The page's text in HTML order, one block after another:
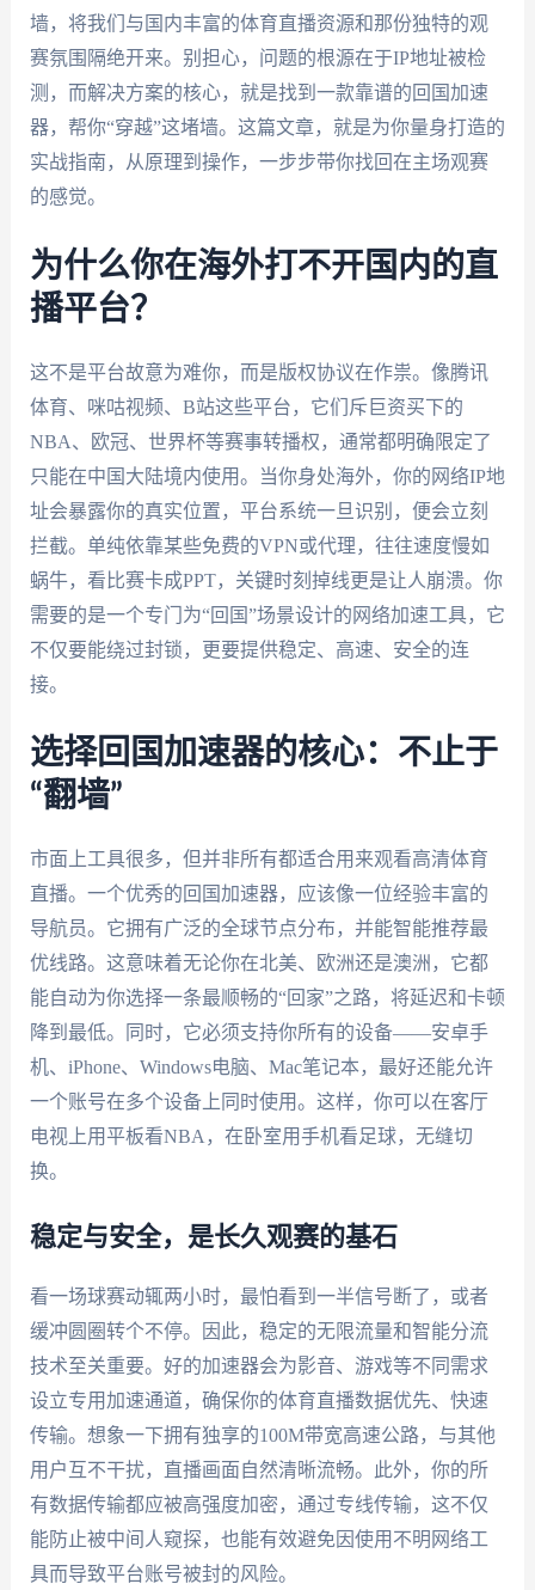
墙，将我们与国内丰富的体育直播资源和那份独特的观
赛氛围隔绝开来。别担心，问题的根源在于IP地址被检
测，而解决方案的核心，就是找到一款靠谱的回国加速
器，帮你“穿越”这堵墙。这篇文章，就是为你量身打造的
实战指南，从原理到操作，一步步带你找回在主场观赛
的感觉。
为什么你在海外打不开国内的直
播平台？
这不是平台故意为难你，而是版权协议在作祟。像腾讯
体育、咪咕视频、B站这些平台，它们斥巨资买下的
NBA、欧冠、世界杯等赛事转播权，通常都明确限定了
只能在中国大陆境内使用。当你身处海外，你的网络IP地
址会暴露你的真实位置，平台系统一旦识别，便会立刻
拦截。单纯依靠某些免费的VPN或代理，往往速度慢如
蜗牛，看比赛卡成PPT，关键时刻掉线更是让人崩溃。你
需要的是一个专门为“回国”场景设计的网络加速工具，它
不仅要能绕过封锁，更要提供稳定、高速、安全的连
接。
选择回国加速器的核心：不止于
“翻墙”
市面上工具很多，但并非所有都适合用来观看高清体育
直播。一个优秀的回国加速器，应该像一位经验丰富的
导航员。它拥有广泛的全球节点分布，并能智能推荐最
优线路。这意味着无论你在北美、欧洲还是澳洲，它都
能自动为你选择一条最顺畅的“回家”之路，将延迟和卡顿
降到最低。同时，它必须支持你所有的设备——安卓手
机、iPhone、Windows电脑、Mac笔记本，最好还能允许
一个账号在多个设备上同时使用。这样，你可以在客厅
电视上用平板看NBA，在卧室用手机看足球，无缝切
换。
稳定与安全，是长久观赛的基石
看一场球赛动辄两小时，最怕看到一半信号断了，或者
缓冲圆圈转个不停。因此，稳定的无限流量和智能分流
技术至关重要。好的加速器会为影音、游戏等不同需求
设立专用加速通道，确保你的体育直播数据优先、快速
传输。想象一下拥有独享的100M带宽高速公路，与其他
用户互不干扰，直播画面自然清晰流畅。此外，你的所
有数据传输都应被高强度加密，通过专线传输，这不仅
能防止被中间人窥探，也能有效避免因使用不明网络工
具而导致平台账号被封的风险。